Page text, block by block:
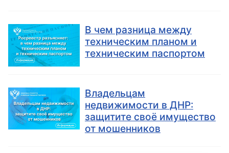
В чем разница между
техническим планом и
техническим паспортом
Владельцам
недвижимости в ДНР:
защитите своё имущество
от мошенников